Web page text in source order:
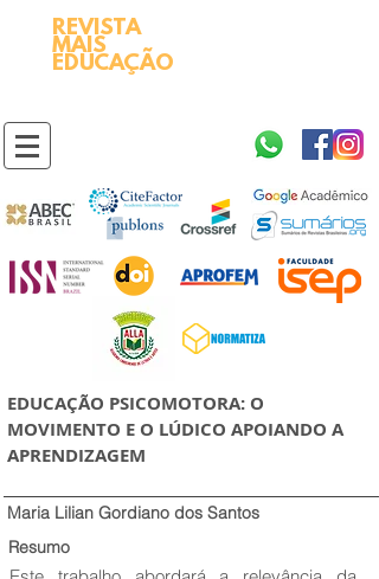
REVISTA
MAIS
EDUCAÇÃO
EDUCAÇÃO PSICOMOTORA: O
MOVIMENTO E O LÚDICO APOIANDO A
APRENDIZAGEM
Maria Lilian Gordiano dos Santos
Resumo